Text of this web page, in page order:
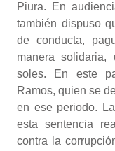
Piura. En
también dispuso
de conducta,
manera
soles. En este
Ramos, quien se
en ese periodo.
esta sentencia
contra la